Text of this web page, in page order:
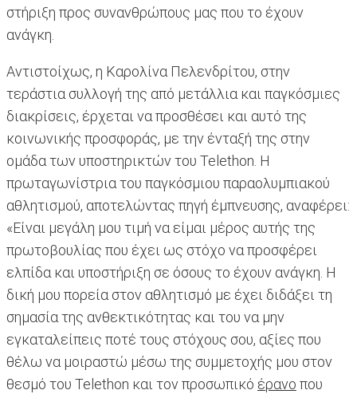
στήριξη προς συνανθρώπους μας που το έχουν
ανάγκη.
Αντιστοίχως, η Καρολίνα Πελενδρίτου, στην
τεράστια συλλογή της από μετάλλια και παγκόσμιες
διακρίσεις, έρχεται να προσθέσει και αυτό της
κοινωνικής προσφοράς, με την ένταξή της στην
ομάδα των υποστηρικτών του Telethon. Η
πρωταγωνίστρια του παγκόσμιου παραολυμπιακού
αθλητισμού, αποτελώντας πηγή έμπνευσης, αναφέρει:
«Είναι μεγάλη μου τιμή να είμαι μέρος αυτής της
πρωτοβουλίας που έχει ως στόχο να προσφέρει
ελπίδα και υποστήριξη σε όσους το έχουν ανάγκη. Η
δική μου πορεία στον αθλητισμό με έχει διδάξει τη
σημασία της ανθεκτικότητας και του να μην
εγκαταλείπεις ποτέ τους στόχους σου, αξίες που
θέλω να μοιραστώ μέσω της συμμετοχής μου στον
θεσμό του Telethon και τον προσωπικό έρανο που